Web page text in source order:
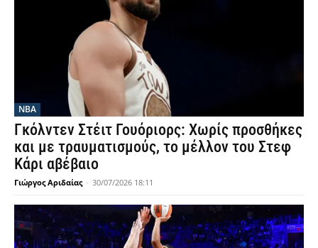
NBA
Γκόλντεν Στέιτ Γουόριορς: Χωρίς προσθήκες
και με τραυματισμούς, το μέλλον του Στεφ
Κάρι αβέβαιο
Γιώργος Αριδαίας - 30/07/2026 18:11